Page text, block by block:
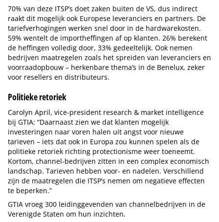
70% van deze ITSP’s doet zaken buiten de VS, dus indirect
raakt dit mogelijk ook Europese leveranciers en partners. De
tariefverhogingen werken snel door in de hardwarekosten.
59% wentelt de importheffingen af op klanten. 26% berekent
de heffingen volledig door, 33% gedeeltelijk. Ook nemen
bedrijven maatregelen zoals het spreiden van leveranciers en
voorraadopbouw – herkenbare thema’s in de Benelux, zeker
voor resellers en distributeurs.
Politieke retoriek
Carolyn April, vice-president research & market intelligence
bij GTIA: “Daarnaast zien we dat klanten mogelijk
investeringen naar voren halen uit angst voor nieuwe
tarieven – iets dat ook in Europa zou kunnen spelen als de
politieke retoriek richting protectionisme weer toeneemt.
Kortom, channel-bedrijven zitten in een complex economisch
landschap. Tarieven hebben voor- en nadelen. Verschillend
zijn de maatregelen die ITSP’s nemen om negatieve effecten
te beperken.”
GTIA vroeg 300 leidinggevenden van channelbedrijven in de
Verenigde Staten om hun inzichten.